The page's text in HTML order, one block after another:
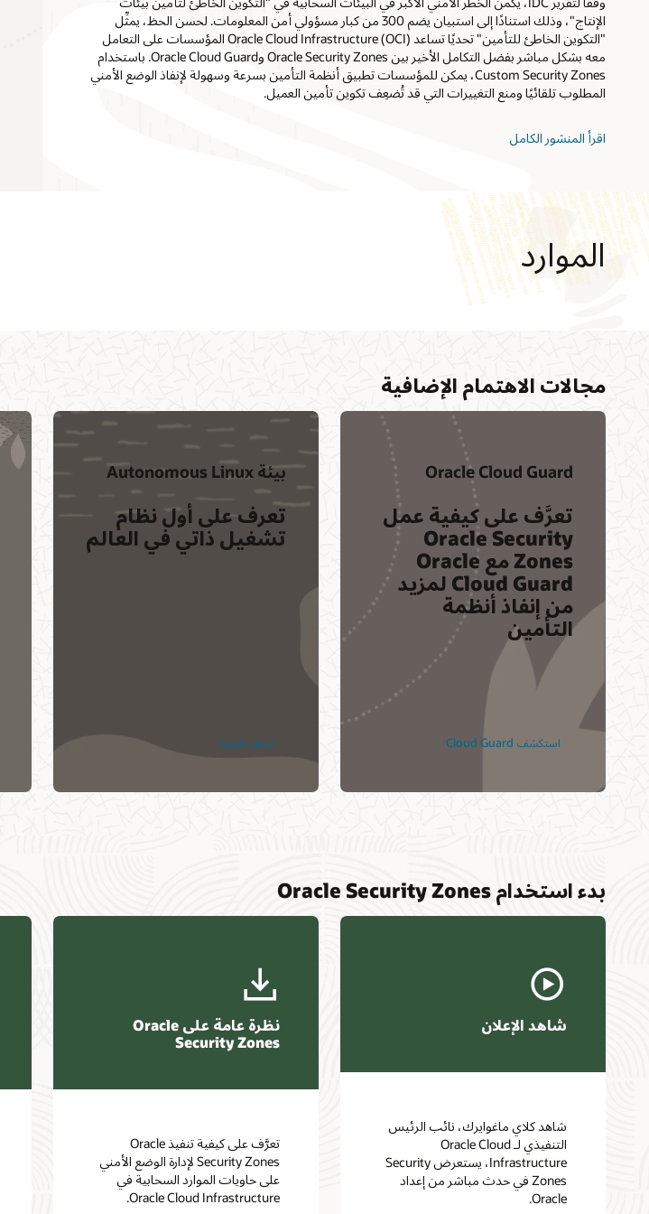
الإنتاج"، وذلك استنادًا إلى استبيان يضم 300 من كبار مسؤولي أمن المعلومات. لحسن الحظ، يمثِّل
"التكوين الخاطئ للتأمين" تحديًا تساعد Oracle Cloud Infrastructure (OCI) المؤسسات على التعامل
معه بشكل مباشر بفضل التكامل الأخير بين Oracle Security Zones وOracle Cloud Guard. باستخدام
Custom Security Zones، يمكن للمؤسسات تطبيق أنظمة التأمين بسرعة وسهولة لإنفاذ الوضع الأمني
المطلوب تلقائيًا ومنع التغييرات التي قد تُضعِف تكوين تأمين العميل.
اقرأ المنشور الكامل
الموارد
مجالات الاهتمام الإضافية
Oracle Cloud Guard
تعرَّف على كيفية عمل
Oracle Security
Zones مع Oracle
Cloud Guard لمزيد
من إنفاذ أنظمة
التأمين
استكشف Cloud Guard
بيئة Autonomous Linux
تعرف على أول نظام
تشغيل ذاتي في العالم
شاهد المزايا
بدء استخدام Oracle Security Zones
شاهد الإعلان
شاهد كلاي ماغوايرك، نائب الرئيس
التنفيذي لـ Oracle Cloud
Infrastructure، يستعرض Security
Zones في حدث مباشر من إعداد
Oracle.
نظرة عامة على Oracle
Security Zones
تعرَّف على كيفية تنفيذ Oracle
Security Zones لإدارة الوضع الأمني
على حاويات الموارد السحابية في
Oracle Cloud Infrastructure.